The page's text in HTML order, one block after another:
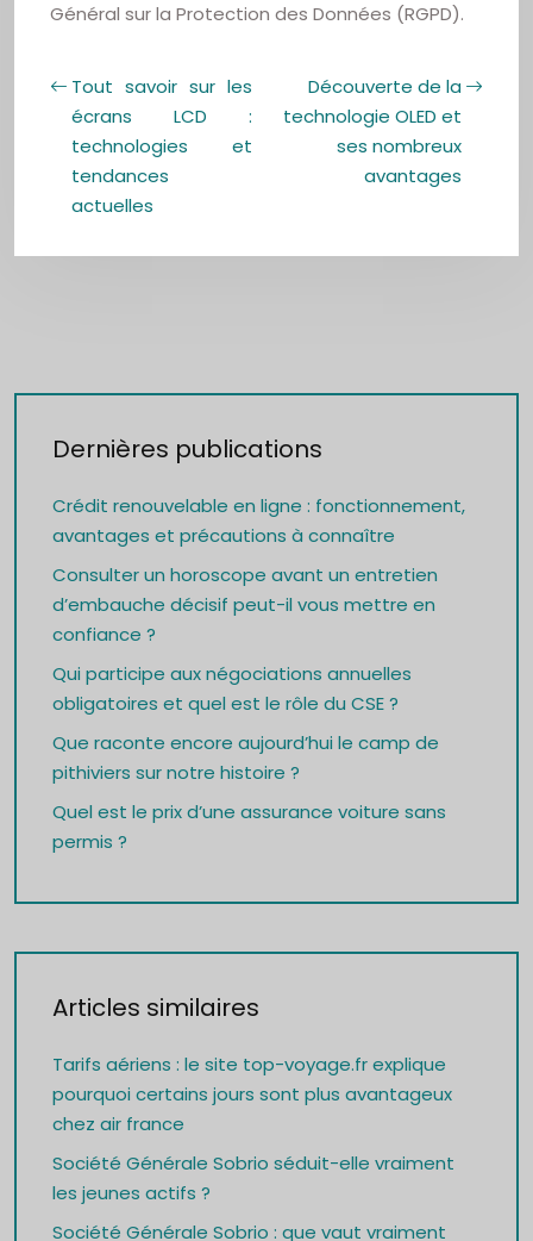
Général sur la Protection des Données (RGPD).
Tout savoir sur les
écrans LCD :
technologies et
tendances
actuelles
Découverte de la
technologie OLED et
ses nombreux
avantages
Dernières publications
Crédit renouvelable en ligne : fonctionnement,
avantages et précautions à connaître
Consulter un horoscope avant un entretien
d’embauche décisif peut-il vous mettre en
confiance ?
Qui participe aux négociations annuelles
obligatoires et quel est le rôle du CSE ?
Que raconte encore aujourd’hui le camp de
pithiviers sur notre histoire ?
Quel est le prix d’une assurance voiture sans
permis ?
Articles similaires
Tarifs aériens : le site top-voyage.fr explique
pourquoi certains jours sont plus avantageux
chez air france
Société Générale Sobrio séduit-elle vraiment
les jeunes actifs ?
Société Générale Sobrio : que vaut vraiment